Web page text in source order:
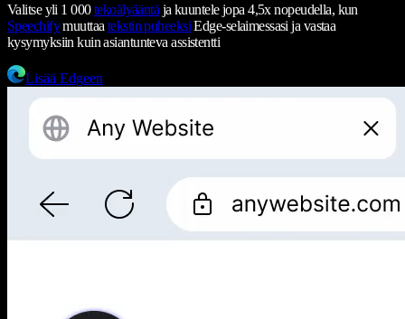
Valitse yli 1 000tekoälyääntä ja kuuntele jopa 4,5x nopeudella, kun
Speechifymuuttaa tekstin puheeksiEdge-selaimessasi ja vastaa
kysymyksiin kuin asiantunteva assistentti
Lisää Edgeen